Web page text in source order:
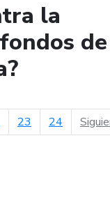
la
de
23 24